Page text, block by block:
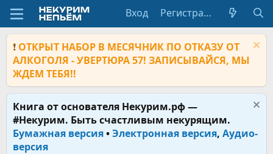
Вход Регистрация
❗ ОТКРЫТ НАБОР В МЕСЯЧНИК ПО ОТКАЗУ ОТ
АЛКОГОЛЯ - УВЕРТЮРА 57! ЗАПИСЫВАЙСЯ, МЫ
ЖДЕМ ТЕБЯ!!
Книга от основателя Некурим.рф —
#Некурим. Быть счастливым некурящим.
Бумажная версия•Электронная версия, Аудио-
версия